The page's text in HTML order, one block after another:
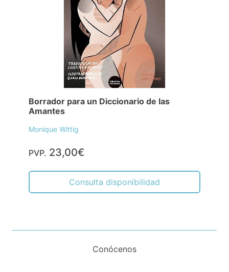
Borrador para un Diccionario de las
Amantes
Monique Wittig
PVP. 23,00€
Consulta disponibilidad
Conócenos